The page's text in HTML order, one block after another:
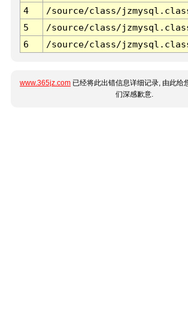
4
/source/class/
5
/source/class/
6
/source/class/
www.365jz.com 已经将此出错信息详细记录, 由此给
们深感歉意.